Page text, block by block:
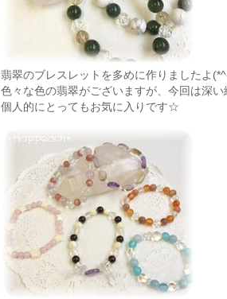
翡翠のブレスレットを多めに作りましたよ
色々な色の翡翠がございますが、今回は深い
個人的にとってもお気に入りです☆